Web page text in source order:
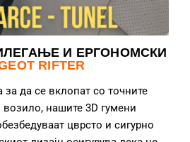
И ЕРГОНОМСКИ
RIFTER
да се вклопат со точните
нашите 3D гумени
цврсто и сигурно